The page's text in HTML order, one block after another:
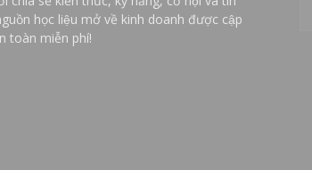
học liệu mở về kinh doanh được cập
toàn miễn phí!